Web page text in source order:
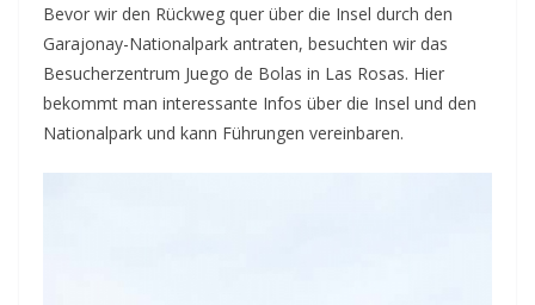
Bevor wir den Rückweg quer über die Insel durch den
Garajonay-Nationalpark antraten, besuchten wir das
Besucherzentrum Juego de Bolas in Las Rosas. Hier
bekommt man interessante Infos über die Insel und den
Nationalpark und kann Führungen vereinbaren.